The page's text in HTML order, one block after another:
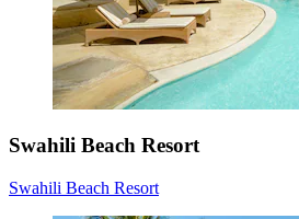
Swahili Beach Resort
Swahili Beach Resort